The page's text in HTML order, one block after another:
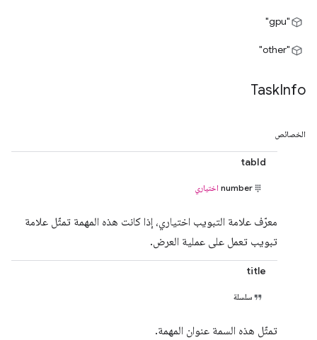
"gpu"
"other"
TaskInfo
الخصائص
tabId
number اختياري
معرّف علامة التبويب اختياري، إذا كانت هذه المهمة تمثّل علامة
تبويب تعمل على عملية العرض.
title
سلسلة
تمثّل هذه السمة عنوان المهمة.